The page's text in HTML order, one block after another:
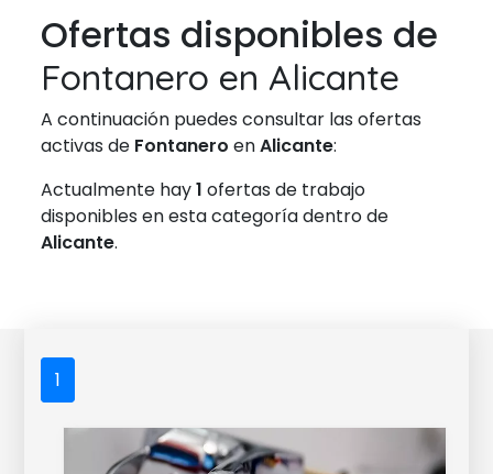
Ofertas disponibles de
Fontanero en Alicante
A continuación puedes consultar las ofertas
activas de Fontanero enAlicante:
Actualmente hay1 ofertas de trabajo
disponibles en esta categoría dentro de
Alicante.
1